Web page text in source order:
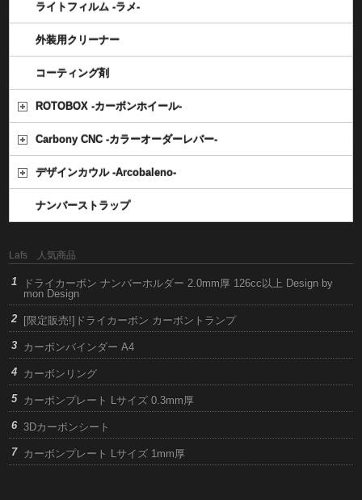
ライトフィルム -ラメ-
外装用クリーナー
コーティング剤
ROTOBOX -カーボンホイール-
Carbony CNC -カラーオーダーレバー-
デザインカウル -Arcobaleno-
ナンバーストラップ
Lafs 人気商品
ドライカーボン ナンバーホルダー 2.0mm厚 126cc以上 Design by
mon Design
[限定販売!]ドライカーボン カーボントランプ
カーボンバインダー A4
カーボンリング
カーボンプレート Lサイズ 0.3mm厚
3Dカーボンシート
カーボンプレート Lサイズ 1mm厚